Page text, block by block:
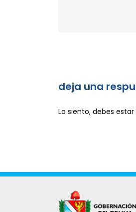
deja una
Lo siento, debes estar